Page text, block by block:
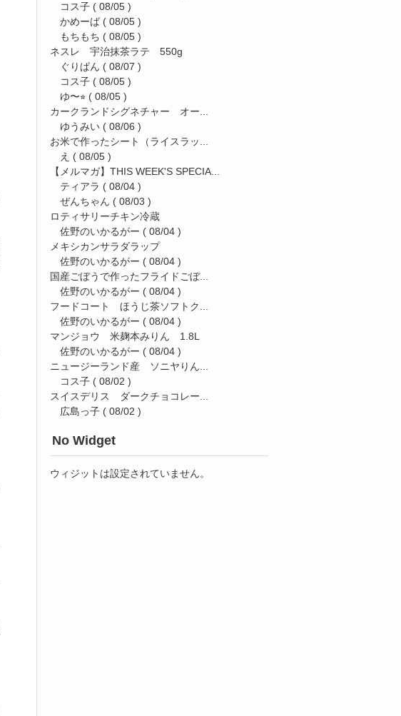
コス子 ( 08/05 )
かめーば ( 08/05 )
もちもち ( 08/05 )
ネスレ 宇治抹茶ラテ 550g
ぐりぱん ( 08/07 )
コス子 ( 08/05 )
ゆ〜⭐︎ ( 08/05 )
カークランドシグネチャー オー...
ゆうみい ( 08/06 )
お米で作ったシート（ライスラッ...
え ( 08/05 )
【メルマガ】THIS WEEK'S SPECIA...
ティアラ ( 08/04 )
ぜんちゃん ( 08/03 )
ロティサリーチキン冷蔵
佐野のいかるがー ( 08/04 )
メキシカンサラダラップ
佐野のいかるがー ( 08/04 )
国産ごぼうで作ったフライドごぼ...
佐野のいかるがー ( 08/04 )
フードコート ほうじ茶ソフトク...
佐野のいかるがー ( 08/04 )
マンジョウ 米麹本みりん 1.8L
佐野のいかるがー ( 08/04 )
ニュージーランド産 ソニヤりん...
コス子 ( 08/02 )
スイスデリス ダークチョコレー...
広島っ子 ( 08/02 )
No Widget
ウィジットは設定されていません。